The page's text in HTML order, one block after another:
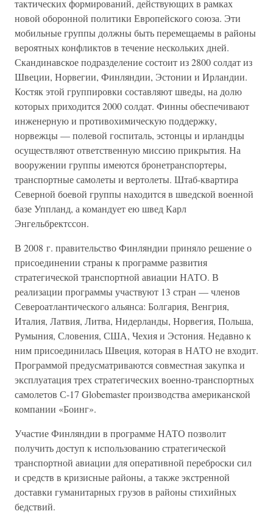
тактических формирований, действующих в рамках
новой оборонной политики Европейского союза. Эти
мобильные группы должны быть перемещаемы в районы
вероятных конфликтов в течение нескольких дней.
Скандинавское подразделение состоит из 2800 солдат из
Швеции, Норвегии, Финляндии, Эстонии и Ирландии.
Костяк этой группировки составляют шведы, на долю
которых приходится 2000 солдат. Финны обеспечивают
инженерную и противохимическую поддержку,
норвежцы — полевой госпиталь, эстонцы и ирландцы
осуществляют ответственную миссию прикрытия. На
вооружении группы имеются бронетранспортеры,
транспортные самолеты и вертолеты. Штаб-квартира
Северной боевой группы находится в шведской военной
базе Уппланд, а командует ею швед Карл
Энгельбректссон.
В 2008 г. правительство Финляндии приняло решение о
присоединении страны к программе развития
стратегической транспортной авиации НАТО. В
реализации программы участвуют 13 стран — членов
Североатлантического альянса: Болгария, Венгрия,
Италия, Латвия, Литва, Нидерланды, Норвегия, Польша,
Румыния, Словения, США, Чехия и Эстония. Недавно к
ним присоединилась Швеция, которая в НАТО не входит.
Программой предусматриваются совместная закупка и
эксплуатация трех стратегических военно-транспортных
самолетов С-17 Globemaster производства американской
компании «Боинг».
Участие Финляндии в программе НАТО позволит
получить доступ к использованию стратегической
транспортной авиации для оперативной переброски сил
и средств в кризисные районы, а также экстренной
доставки гуманитарных грузов в районы стихийных
бедствий.